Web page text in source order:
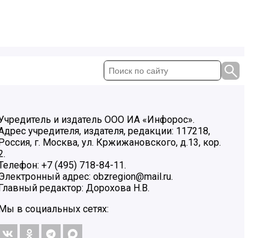
и издатель ООО ИА «Инфорос».
учредителя, издателя, редакции: 117218,
г. Москва, ул. Кржижановского, д.13, кор.
+7 (495) 718-84-11.
адрес: obzregion@mail.ru.
редактор: Дорохова Н.В.
в социальных сетях: